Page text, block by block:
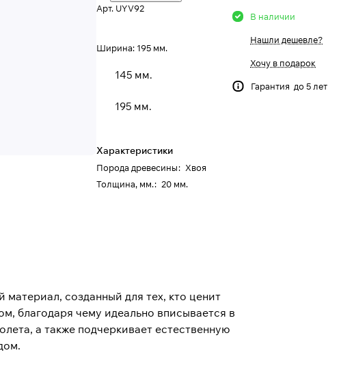
Арт. UYV92
Ширина: 195 мм.
145 мм.
195 мм.
Характеристики
Порода древесины: Хвоя
Толщина, мм.: 20 мм.
В наличии
Нашли дешевле?
Хочу в подарок
Гарантия до 5 лет
материал, созданный для тех, кто ценит
благодаря чему идеально вписывается в
а также подчеркивает естественную